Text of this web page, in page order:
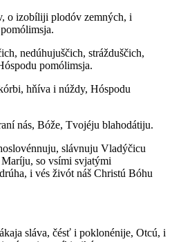
o izobíliji plodóv zemných, i
nedúhujuščich, strážduščich,
pomólimsja.
hňíva i núždy, Hóspodu
nás, Bóže, Tvojéju blahodátiju.
slávnuju Vladýčicu
so vsími svjatými
i vés živót náš Christú Bóhu
sláva, čésť i poklonénije, Otcú, i